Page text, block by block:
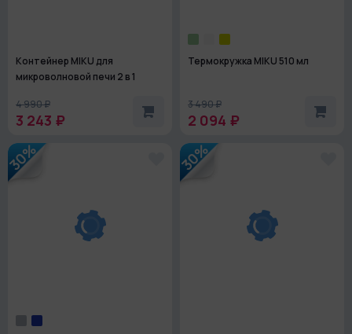
Контейнер MIKU для
микроволновой печи 2 в 1
4 990 ₽
3 243 ₽
Термокружка MIKU 510 мл
3 490 ₽
2 094 ₽
30% 30%